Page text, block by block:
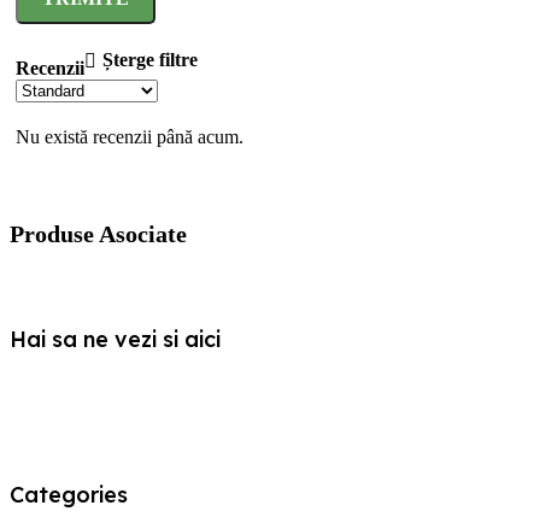
Recenzii Șterge filtre
Nu există recenzii până acum.
Produse Asociate
Hai sa ne vezi si aici
Categories